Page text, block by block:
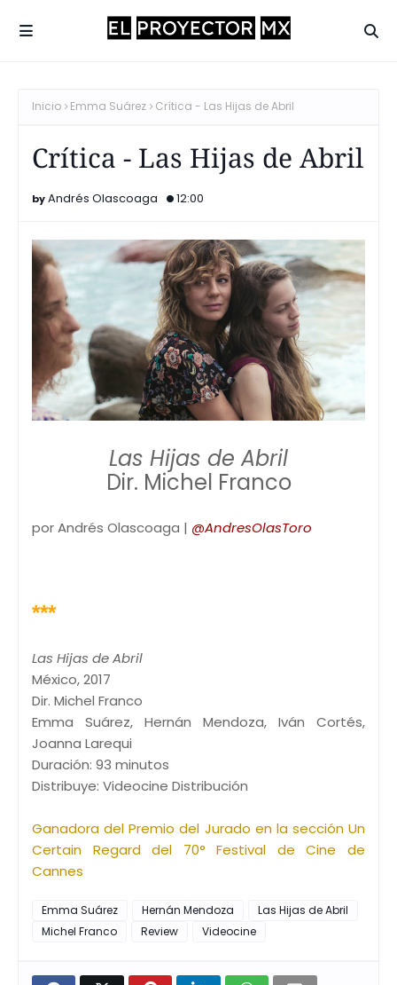
Inicio Emma Suárez Crítica - Las Hijas de Abril
Crítica - Las Hijas de Abril
Andrés Olascoaga 12:00
Las Hijas de Abril
Dir. Michel Franco
por Andrés Olascoaga | @AndresOlasToro
***
Las Hijas de Abril
México, 2017
Dir. Michel Franco
Emma Suárez, Hernán Mendoza, Iván Cortés,
Joanna Larequi
Duración: 93 minutos
Distribuye: Videocine Distribución
Ganadora del Premio del Jurado en la sección Un
Certain Regard del 70° Festival de Cine de
Cannes
Emma Suárez Hernán Mendoza
Las Hijas de Abril
Michel Franco
Review Videocine